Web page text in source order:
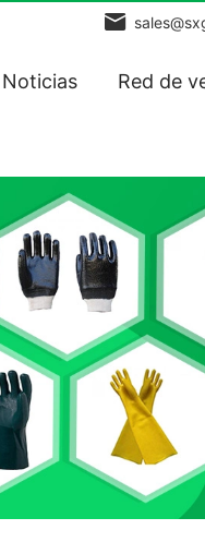
Noticias Red de